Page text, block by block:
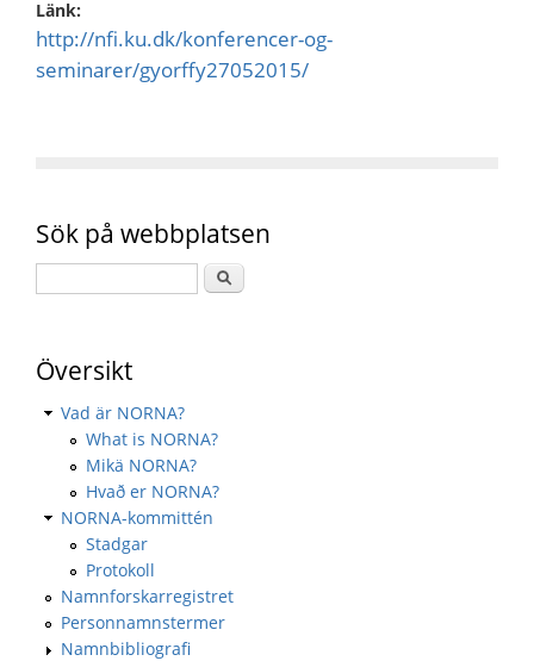
Länk:
http://nfi.ku.dk/konferencer-og-
seminarer/gyorffy27052015/
Sök på webbplatsen
Översikt
Vad är NORNA?
What is NORNA?
Mikä NORNA?
Hvað er NORNA?
NORNA-kommittén
Stadgar
Protokoll
Namnforskarregistret
Personnamnstermer
Namnbibliografi